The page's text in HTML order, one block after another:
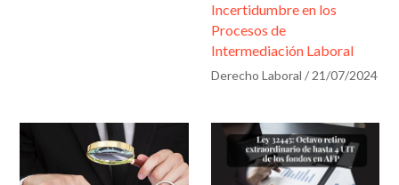
Incertidumbre en los
Procesos de
Intermediación Laboral
Derecho Laboral / 21/07/2024